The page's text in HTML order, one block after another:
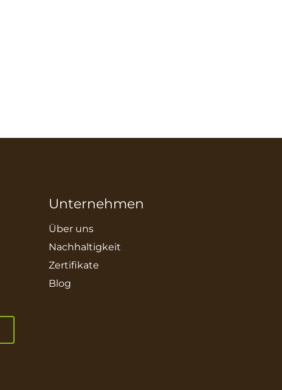
Unternehmen
Über uns
Nachhaltigkeit
Zertifikate
Blog